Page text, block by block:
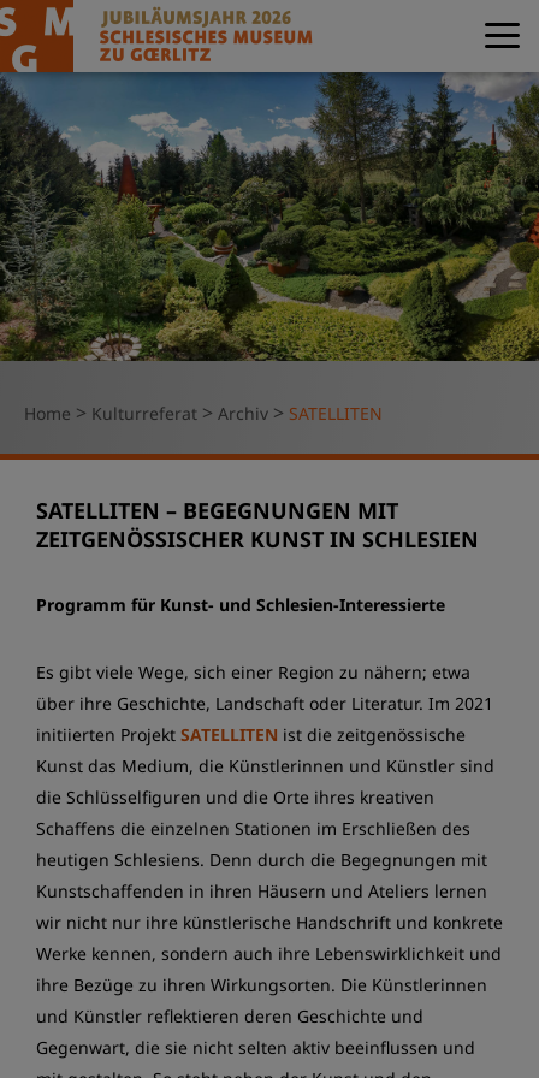
Home > Kulturreferat > Archiv > SATELLITEN
SATELLITEN – BEGEGNUNGEN MIT
ZEITGENÖSSISCHER KUNST IN SCHLESIEN
Programm für Kunst- und Schlesien-Interessierte
Es gibt viele Wege, sich einer Region zu nähern; etwa
über ihre Geschichte, Landschaft oder Literatur. Im 2021
initiierten Projekt SATELLITEN ist die zeitgenössische
Kunst das Medium, die Künstlerinnen und Künstler sind
die Schlüsselfiguren und die Orte ihres kreativen
Schaffens die einzelnen Stationen im Erschließen des
heutigen Schlesiens. Denn durch die Begegnungen mit
Kunstschaffenden in ihren Häusern und Ateliers lernen
wir nicht nur ihre künstlerische Handschrift und konkrete
Werke kennen, sondern auch ihre Lebenswirklichkeit und
ihre Bezüge zu ihren Wirkungsorten. Die Künstlerinnen
und Künstler reflektieren deren Geschichte und
Gegenwart, die sie nicht selten aktiv beeinflussen und